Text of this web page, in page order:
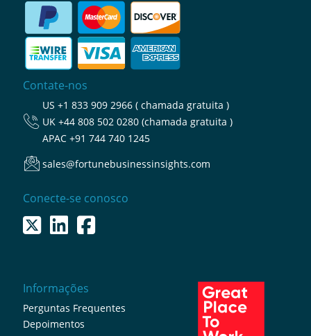
Contate-nos
US +1 833 909 2966 ( chamada gratuita )
UK +44 808 502 0280 (chamada gratuita )
APAC +91 744 740 1245
sales@fortunebusinessinsights.com
Conecte-se conosco
Informações
Perguntas Frequentes
Depoimentos